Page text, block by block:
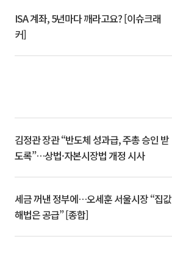
ISA 계좌, 5년마다 깨라고요? [이슈크래
커]
김정관 장관 “반도체 성과급, 주총 승인 받
도록”…상법·자본시장법 개정 시사
세금 꺼낸 정부에…오세훈 서울시장 “집값
해법은 공급” [종합]